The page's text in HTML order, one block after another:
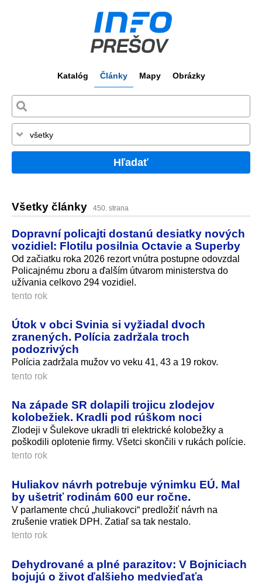
Katalóg Články Mapy Obrázky
Hľadať
Všetky články 450. strana
Dopravní policajti dostanú desiatky nových
vozidiel: Flotilu posilnia Octavie a Superby
Od začiatku roka 2026 rezort vnútra postupne odovzdal
Policajnému zboru a ďalším útvarom ministerstva do
užívania celkovo 294 vozidiel.
tento rok
Útok v obci Svinia si vyžiadal dvoch
zranených. Polícia zadržala troch
podozrivých
Polícia zadržala mužov vo veku 41, 43 a 19 rokov.
tento rok
Na západe SR dolapili trojicu zlodejov
kolobežiek. Kradli pod rúškom noci
Zlodeji v Šulekove ukradli tri elektrické kolobežky a
poškodili oplotenie firmy. Všetci skončili v rukách polície.
tento rok
Huliakov návrh potrebuje výnimku EÚ. Mal
by ušetriť rodinám 600 eur ročne.
V parlamente chcú „huliakovci“ predložiť návrh na
zrušenie vratiek DPH. Zatiaľ sa tak nestalo.
tento rok
Dehydrované a plné parazitov: V Bojniciach
bojujú o život ďalšieho medvieďaťa